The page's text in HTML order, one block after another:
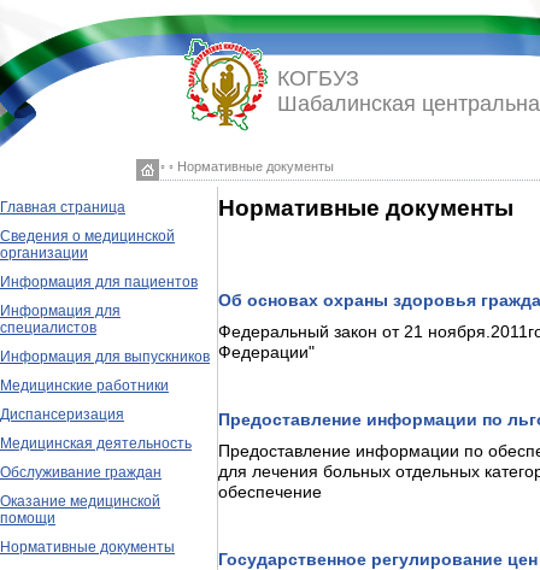
◦ ◦ Нормативные документы
КОГБУЗ
Шабалинская
Главная страница
Сведения о медицинской
организации
Информация для пациентов
Информация для
специалистов
Информация для выпускников
Медицинские работники
Диспансеризация
Медицинская деятельность
Обслуживание граждан
Оказание медицинской
помощи
Нормативные документы
Нормативные документы
Об основах охраны здоровья
Федеральный закон от 21
Федерации"
Предоставление информации по
Предоставление информации по
для лечения больных отдельных
обеспечение
Государственное регулирование